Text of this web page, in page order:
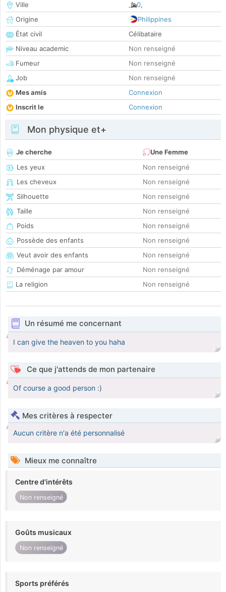
Ville
0,
Origine
Philippines
État civil
Célibataire
Niveau academic
Non renseigné
Fumeur
Non renseigné
Job
Non renseigné
Mes amis
Connexion
Inscrit le
Connexion
Mon physique et+
Je cherche
Une Femme
Les yeux
Non renseigné
Les cheveux
Non renseigné
Silhouette
Non renseigné
Taille
Non renseigné
Poids
Non renseigné
Possède des enfants
Non renseigné
Veut avoir des enfants
Non renseigné
Déménage par amour
Non renseigné
La religion
Non renseigné
Un résumé me concernant
I can give the heaven to you haha
Ce que j'attends de mon partenaire
Of course a good person :)
Mes critères à respecter
Aucun critère n'a été personnalisé
Mieux me connaître
Centre d'intérêts
Non renseigné
Goûts musicaux
Non renseigné
Sports préférés